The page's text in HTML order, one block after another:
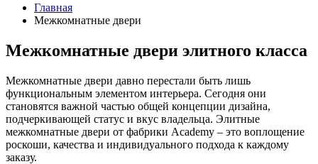
Главная
Межкомнатные двери
Межкомнатные двери элитного класса
Межкомнатные двери давно перестали быть лишь
функциональным элементом интерьера. Сегодня они
становятся важной частью общей концепции дизайна,
подчеркивающей статус и вкус владельца. Элитные
межкомнатные двери от фабрики Academy – это воплощение
роскоши, качества и индивидуального подхода к каждому
заказу.